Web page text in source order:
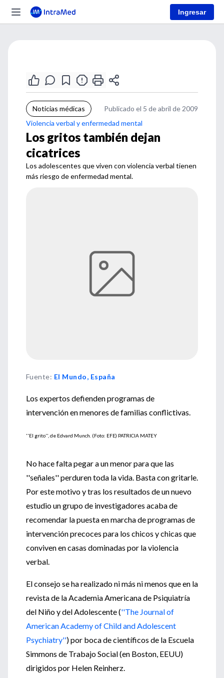
Ingresar
Noticias médicas
Publicado el 5 de abril de 2009
Violencia verbal y enfermedad mental
Los gritos también dejan
cicatrices
Los adolescentes que viven con violencia verbal tienen
más riesgo de enfermedad mental.
Fuente: El Mundo, España
Los expertos defienden programas de
intervención en menores de familias conflictivas.
''El grito'', de Edvard Munch. (Foto: EFE) PATRICIA MATEY
No hace falta pegar a un menor para que las
''señales'' perduren toda la vida. Basta con gritarle.
Por este motivo y tras los resultados de un nuevo
estudio un grupo de investigadores acaba de
recomendar la puesta en marcha de programas de
intervención precoces para los chicos y chicas que
conviven en casas dominadas por la violencia
verbal.
El consejo se ha realizado ni más ni menos que en la
revista de la Academia Americana de Psiquiatría
del Niño y del Adolescente (''The Journal of
American Academy of Child and Adolescent
Psychiatry'') por boca de científicos de la Escuela
Simmons de Trabajo Social (en Boston, EEUU)
dirigidos por Helen Reinherz.